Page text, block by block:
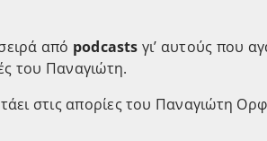
από podcasts γι’ αυτούς που
του Παναγιώτη.
στις απορίες του Παναγιώτη